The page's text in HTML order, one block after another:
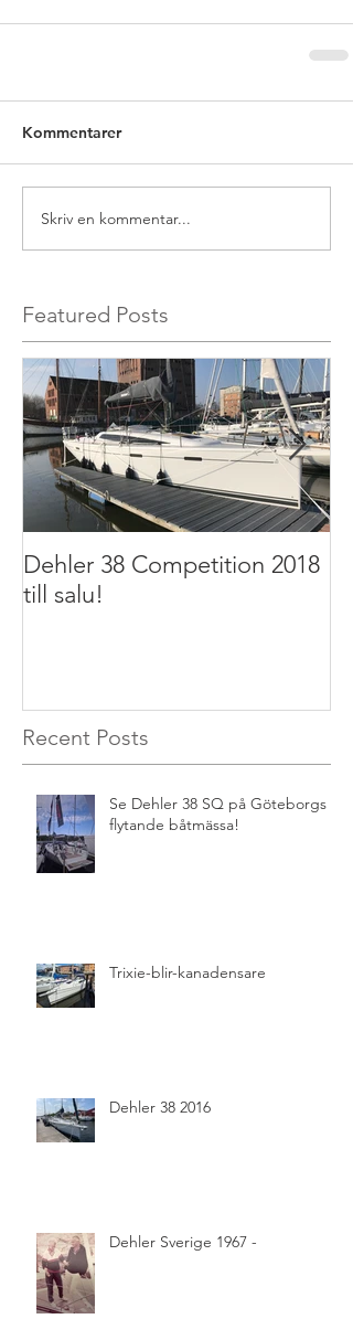
Kommentarer
Skriv en kommentar...
Featured Posts
Dehler 38 Competition 2018
till salu!
Recent Posts
Se Dehler 38 SQ på Göteborgs
flytande båtmässa!
Trixie-blir-kanadensare
Dehler 38 2016
Dehler Sverige 1967 -